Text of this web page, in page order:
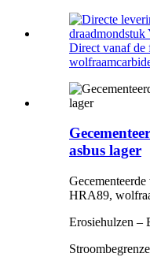
Direct vanaf de
asbus lager
HRA89,
Erosiehulzen –